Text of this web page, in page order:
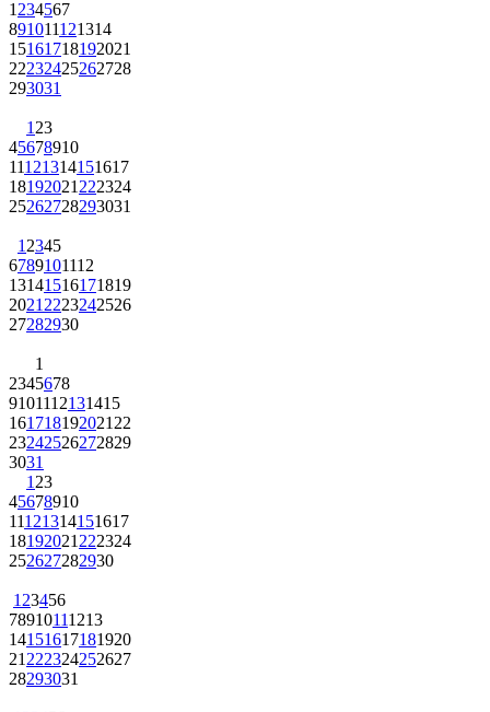
1234567
891011121314
15161718192021
22232425262728
293031
123
45678910
11121314151617
18192021222324
25262728293031
12345
6789101112
13141516171819
20212223242526
27282930
1
2345678
9101112131415
16171819202122
23242526272829
3031
123
45678910
11121314151617
18192021222324
252627282930
123456
78910111213
14151617181920
21222324252627
28293031